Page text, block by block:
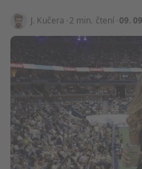
J. Kučera 2 min. čtení 09.